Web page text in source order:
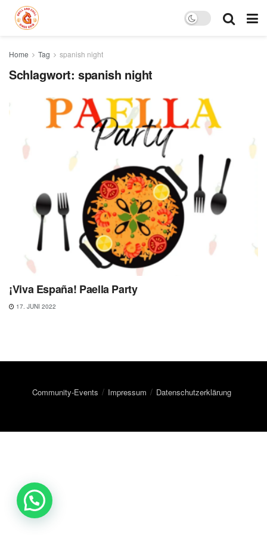
Home Tag spanish night
Schlagwort:spanish night
¡Viva España! Paella Party
17. JUNI 2022
Community-Events Impressum Datenschutzerklärung